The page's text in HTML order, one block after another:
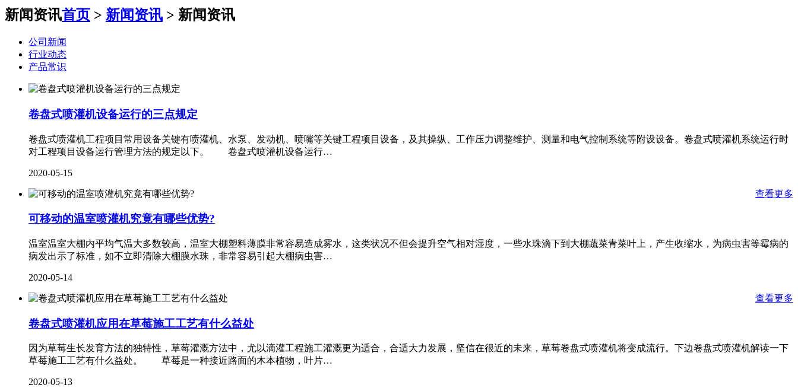
新闻资讯首页 > 新闻资讯 > 新闻资讯
公司新闻
行业动态
产品常识
卷盘式喷灌机设备运行的三点规定
卷盘式喷灌机工程项目常用设备关键有喷灌机、水泵、发动机、喷嘴等关键工程项目设备，及其操纵、工作压力调整维护、测量和电气控制系统等附设设备。卷盘式喷灌机系统运行时
对工程项目设备运行管理方法的规定以下。 卷盘式喷灌机设备运行…
2020-05-15
查看更多
可移动的温室喷灌机究竟有哪些优势?
温室温室大棚内平均气温大多数较高，温室大棚塑料薄膜非常容易造成雾水，这类状况不但会提升空气相对湿度，一些水珠滴下到大棚蔬菜青菜叶上，产生收缩水，为病虫害等霉病的
病发出示了标准，如不立即清除大棚膜水珠，非常容易引起大棚病虫害…
2020-05-14
查看更多
卷盘式喷灌机应用在草莓施工工艺有什么益处
因为草莓生长发育方法的独特性，草莓灌溉方法中，尤以滴灌工程施工灌溉更为适合，合适大力发展，坚信在很近的未来，草莓卷盘式喷灌机将变成流行。下边卷盘式喷灌机解读一下
草莓施工工艺有什么益处。 草莓是一种接近路面的木本植物，叶片…
2020-05-13